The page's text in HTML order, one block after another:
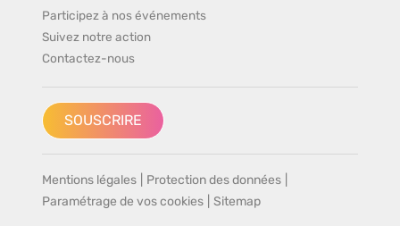
Participez à nos événements
Suivez notre action
Contactez-nous
SOUSCRIRE
Mentions légales Protection des données
Paramétrage de vos cookies
Sitemap